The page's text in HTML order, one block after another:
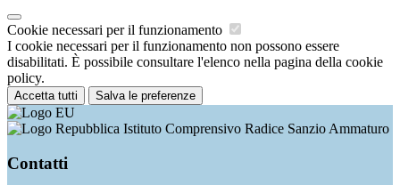
Cookie necessari per il funzionamento
I cookie necessari per il funzionamento non possono essere
disabilitati. È possibile consultare l'elenco nella pagina della cookie
policy.
Accetta tutti Salva le preferenze
Istituto Comprensivo Radice Sanzio Ammaturo
Contatti